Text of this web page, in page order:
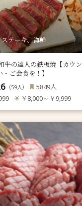
テーキ、海鮮
牛の達人の鉄板焼【カウ
ご会食を！】
（59人） 5849人
￥8,000～￥9,999